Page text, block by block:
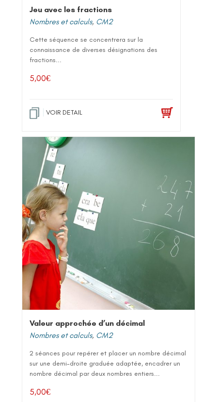
Jeu avec les fractions
Nombres et calculs, CM2
Cette séquence se concentrera sur la
connaissance de diverses désignations des
fractions...
5,00€
VOIR DETAIL
Valeur approchée d’un décimal
Nombres et calculs, CM2
2 séances pour repérer et placer un nombre décimal
sur une demi-droite graduée adaptée, encadrer un
nombre décimal par deux nombres entiers...
5,00€